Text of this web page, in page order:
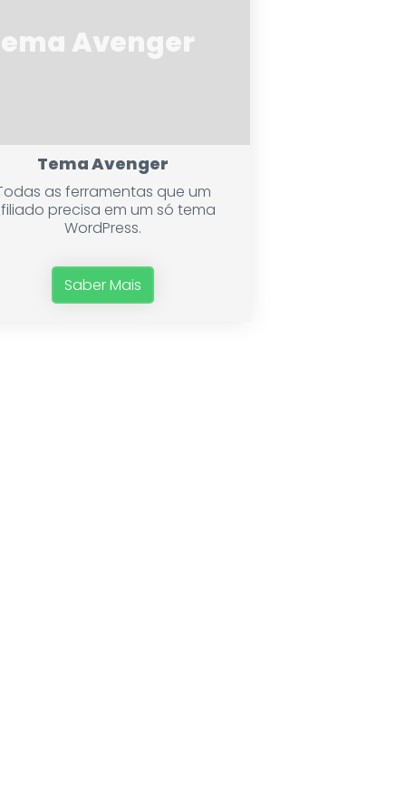
Avenger
Tema Avenger
as ferramentas que um
precisa em um só tema
WordPress.
Saber Mais